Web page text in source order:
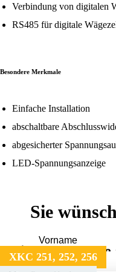
Verbindung von digitalen
RS485 für digitale
Besondere Merkmale
Einfache Installation
abschaltbare
abgesicherter
LED-Spannungsanzeige
Weitere Produkte
XKC 251, 252, 256
Sie